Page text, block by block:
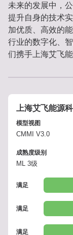
未来的发展中，
提升自身的技术
加优质、高效的
行业的数字化、
们携手上海艾飞
上海艾飞能源
模型视图
CMMI V3.0
成熟度级别
ML 3级
满足
满足
满足